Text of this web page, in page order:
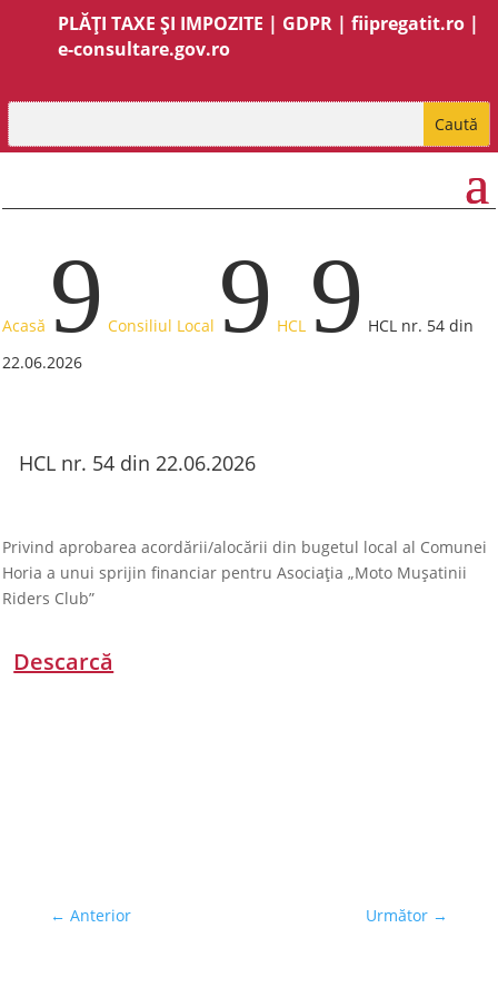
PLĂȚI TAXE ȘI IMPOZITE | GDPR |fiipregatit.ro |
e-consultare.gov.ro
Acasă 9 Consiliul Local 9 HCL 9 HCL nr. 54 din
22.06.2026
HCL nr. 54 din 22.06.2026
Privind aprobarea acordării/alocării din bugetul local al Comunei
Horia a unui sprijin financiar pentru Asociația „Moto Mușatinii
Riders Club”
Descarcă
← Anterior Următor →